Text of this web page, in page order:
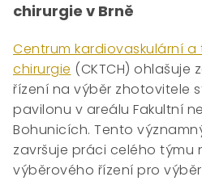
chirurgie v Brně
Centrum kardiovaskulární
chirurgie (CKTCH) ohlašuje
řízení na výběr zhotovitele
pavilonu v areálu Fakultní
Bohunicích. Tento
završuje práci celého týmu
výběrového řízení pro